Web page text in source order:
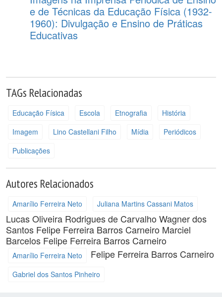
e de Técnicas da Educação Física (1932-
1960): Divulgação e Ensino de Práticas
Educativas
TAGs Relacionadas
Educação Física Escola Etnografia
História
Imagem
Lino Castellani Filho Mídia
Periódicos
Publicações
Autores Relacionados
Amarílio Ferreira Neto Juliana Martins Cassani Matos
Lucas Oliveira Rodrigues de Carvalho Wagner dos
Santos Felipe Ferreira Barros Carneiro Marciel
Barcelos Felipe Ferreira Barros Carneiro
Amarílio Ferreira Neto Felipe Ferreira Barros Carneiro
Gabriel dos Santos Pinheiro